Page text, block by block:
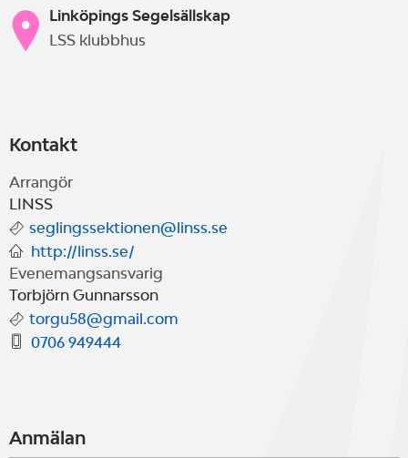
Linköpings Segelsällskap
LSS klubbhus
Kontakt
Arrangör
LINSS
seglingssektionen@linss.se
http://linss.se/
Evenemangsansvarig
Torbjörn Gunnarsson
torgu58@gmail.com
0706 949444
Anmälan